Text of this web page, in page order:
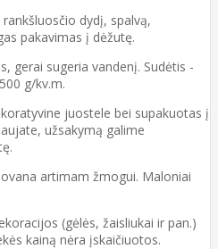
dydį, spalvą,
pakavimas į dėžutę.
gerai sugeria vandenį. Sudėtis -
g/kv.m.
juostele bei supakuotas į
užsakymą galime
artimam žmogui. Maloniai
(gėlės, žaisliukai ir pan.)
kainą nėra įskaičiuotos.